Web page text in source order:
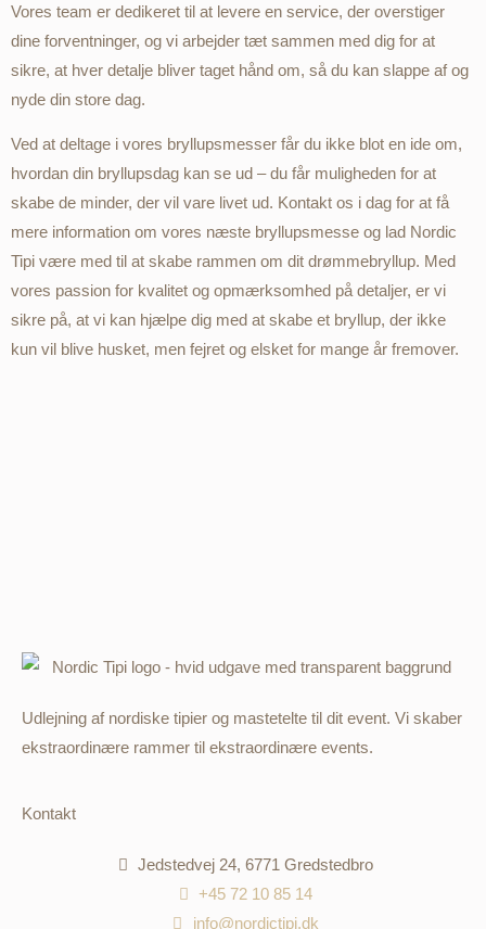
Vores team er dedikeret til at levere en service, der overstiger
dine forventninger, og vi arbejder tæt sammen med dig for at
sikre, at hver detalje bliver taget hånd om, så du kan slappe af og
nyde din store dag.
Ved at deltage i vores bryllupsmesser får du ikke blot en ide om,
hvordan din bryllupsdag kan se ud – du får muligheden for at
skabe de minder, der vil vare livet ud. Kontakt os i dag for at få
mere information om vores næste bryllupsmesse og lad Nordic
Tipi være med til at skabe rammen om dit drømmebryllup. Med
vores passion for kvalitet og opmærksomhed på detaljer, er vi
sikre på, at vi kan hjælpe dig med at skabe et bryllup, der ikke
kun vil blive husket, men fejret og elsket for mange år fremover.
Udlejning af nordiske tipier og mastetelte til dit event. Vi skaber
ekstraordinære rammer til ekstraordinære events.
Kontakt
Jedstedvej 24, 6771 Gredstedbro
+45 72 10 85 14
info@nordictipi.dk